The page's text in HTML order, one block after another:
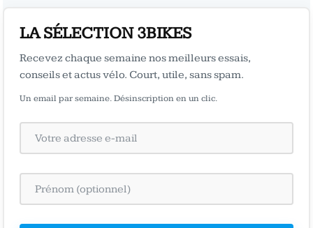
LA SÉLECTION 3BIKES
Recevez chaque semaine nos meilleurs essais,
conseils et actus vélo. Court, utile, sans spam.
Un email par semaine. Désinscription en un clic.